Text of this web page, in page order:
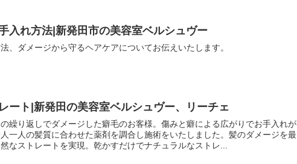
入れ方法|新発田市の美容室ベルシュヴー
、ダメージから守るヘアケアについてお伝えいたします。
ート|新発田の美容室ベルシュヴー、リーチェ
繰り返しでダメージした癖毛のお客様。傷みと癖による広がりでお手入れが
一人の髪質に合わせた薬剤を調合し施術をいたしました。髪のダメージを最
なストレートを実現。乾かすだけでナチュラルなストレ...